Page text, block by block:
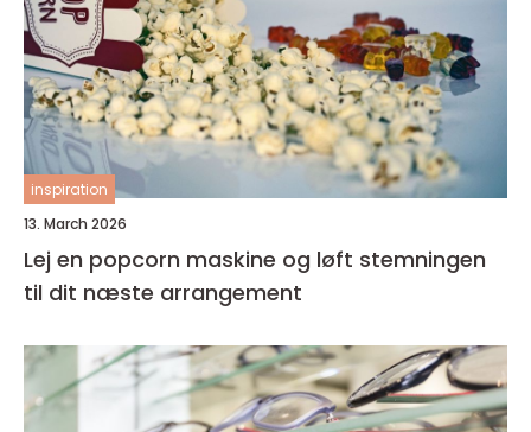
inspiration
13. March 2026
Lej en popcorn maskine og løft stemningen
til dit næste arrangement